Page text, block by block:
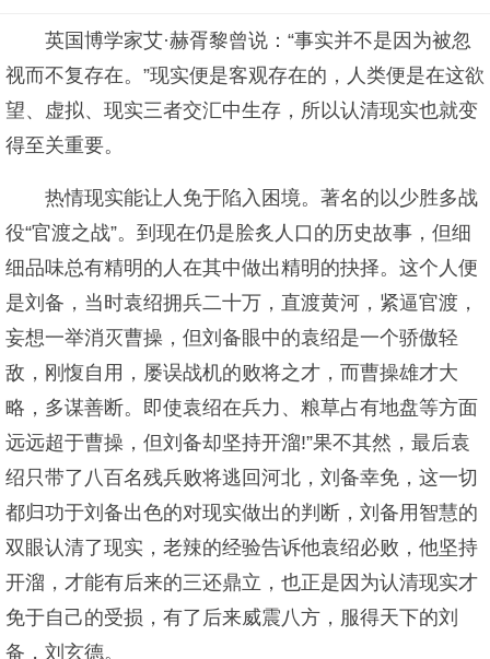
英国博学家艾·赫胥黎曾说：“事实并不是因为被忽
视而不复存在。”现实便是客观存在的，人类便是在这欲
望、虚拟、现实三者交汇中生存，所以认清现实也就变
得至关重要。
热情现实能让人免于陷入困境。著名的以少胜多战
役“官渡之战”。到现在仍是脍炙人口的历史故事，但细
细品味总有精明的人在其中做出精明的抉择。这个人便
是刘备，当时袁绍拥兵二十万，直渡黄河，紧逼官渡，
妄想一举消灭曹操，但刘备眼中的袁绍是一个骄傲轻
敌，刚愎自用，屡误战机的败将之才，而曹操雄才大
略，多谋善断。即使袁绍在兵力、粮草占有地盘等方面
远远超于曹操，但刘备却坚持开溜!”果不其然，最后袁
绍只带了八百名残兵败将逃回河北，刘备幸免，这一切
都归功于刘备出色的对现实做出的判断，刘备用智慧的
双眼认清了现实，老辣的经验告诉他袁绍必败，他坚持
开溜，才能有后来的三还鼎立，也正是因为认清现实才
免于自己的受损，有了后来威震八方，服得天下的刘
备，刘玄德。